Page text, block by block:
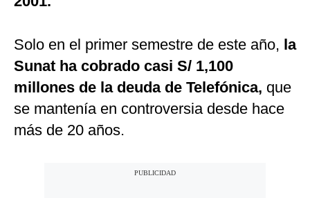
Solo en el primer semestre de este año, la
Sunat ha cobrado casi S/ 1,100
millones de la deuda de Telefónica, que
se mantenía en controversia desde hace
más de 20 años.